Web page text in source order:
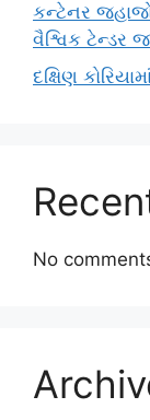
કન્ટેનર
વૈશ્વિક ટેન્ડર
દક્ષિણ
No